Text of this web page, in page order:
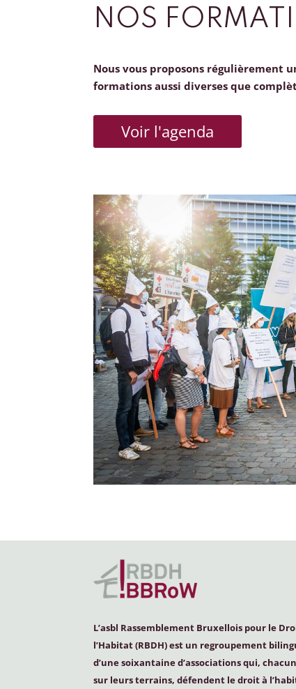
NOS
Nous vous proposons régulièrement
formations aussi diverses que
Voir l'agenda
L’asbl Rassemblement Bruxellois pour le
l’Habitat (RBDH) est un regroupement
d’une soixantaine d’associations qui,
sur leurs terrains, défendent le droit à